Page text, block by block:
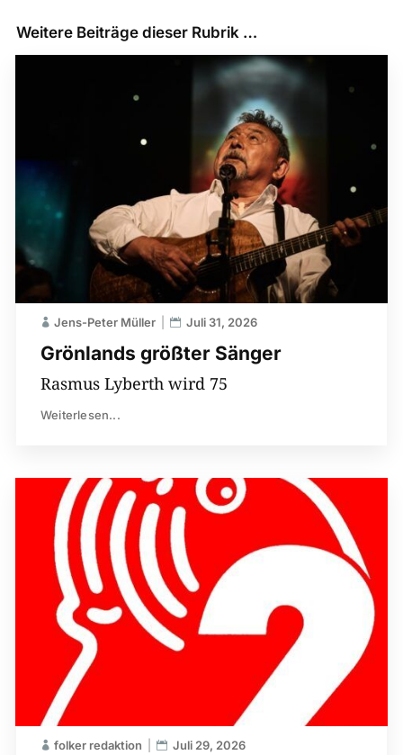
Weitere Beiträge dieser Rubrik …
Grönlands größter Sänger
Jens-Peter Müller Juli 31, 2026
Rasmus Lyberth wird 75
Weiterlesen...
folker redaktion Juli 29, 2026